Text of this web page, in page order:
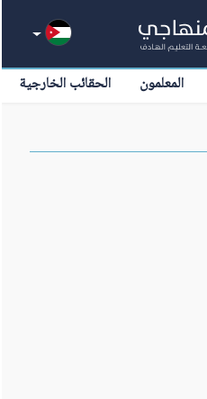
المعلمون الحقائب الخارجية